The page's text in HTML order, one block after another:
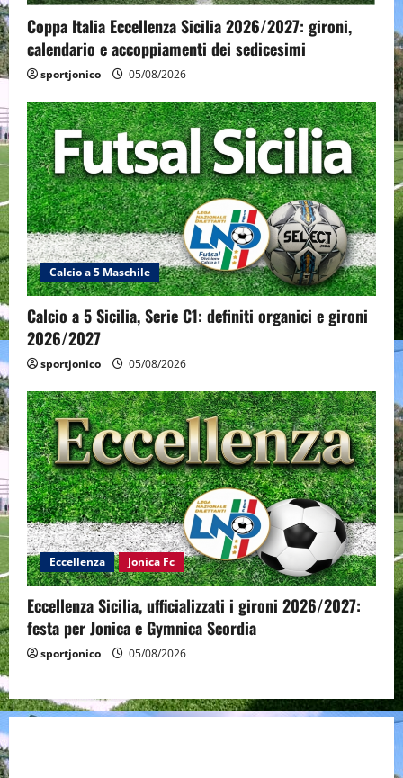
Coppa Italia Eccellenza Sicilia 2026/2027: gironi,
calendario e accoppiamenti dei sedicesimi
sportjonico 05/08/2026
Calcio a 5 Maschile
Calcio a 5 Sicilia, Serie C1: definiti organici e gironi
2026/2027
sportjonico 05/08/2026
Eccellenza Jonica Fc
Eccellenza Sicilia, ufficializzati i gironi 2026/2027:
festa per Jonica e Gymnica Scordia
sportjonico 05/08/2026